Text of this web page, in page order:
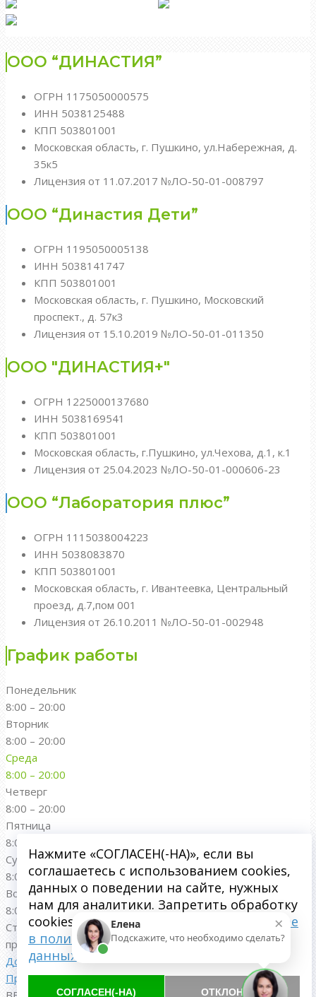
ООО “ДИНАСТИЯ”
ОГРН 1175050000575
ИНН 5038125488
КПП 503801001
Московская область, г. Пушкино, ул.Набережная, д.
35к5
Лицензия от 11.07.2017 №ЛО-50-01-008797
ООО “Династия Дети”
ОГРН 1195050005138
ИНН 5038141747
КПП 503801001
Московская область, г. Пушкино, Московский
проспект., д. 57к3
Лицензия от 15.10.2019 №ЛО-50-01-011350
ООО "ДИНАСТИЯ+"
ОГРН 1225000137680
ИНН 5038169541
КПП 503801001
Московская область, г.Пушкино, ул.Чехова, д.1, к.1
Лицензия от 25.04.2023 №ЛО-50-01-000606-23
ООО “Лаборатория плюс”
ОГРН 1115038004223
ИНН 5038083870
КПП 503801001
Московская область, г. Ивантеевка, Центральный
проезд, д.7,пом 001
Лицензия от 26.10.2011 №ЛО-50-01-002948
График работы
Понедельник
8:00 – 20:00
Вторник
8:00 – 20:00
Среда
8:00 – 20:00
Четверг
8:00 – 20:00
Пятница
8:00 – 20:00
Суббота
8:00 – 20:00
Воскресенье
8:00 – 20:00
Стоматологическая клиника "Династия"; 2016-
. Все
права защищены.
Документация
|Карта сайта
Продвижение сайта стоматологии в Пушкино- «Студия 99
Нажмите «СОГЛАСЕН(-НА)», если вы
соглашаетесь с использованием cookies,
данных о поведении на сайте, нужных
нам для аналитики. Запретить обработку
cookies можете через браузер.
Подробнее
в политике обработки персональных
данных
СОГЛАСЕН(-НА) ОТКЛОНИТЬ
×
Елена
Подскажите, что необходимо сделать?